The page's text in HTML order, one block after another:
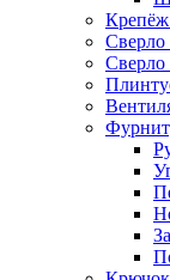
Крепёж
Сверло
Сверло